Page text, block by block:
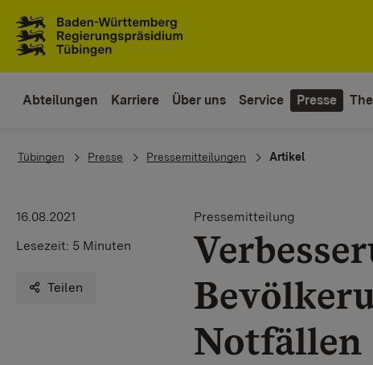
Abteilungen Karriere Über uns Service Presse
You are here:
Tübingen Presse Pressemitteilungen Artikel
16.08.2021
Lesezeit: 5 Minuten
Teilen
Pressemitteilung
Notfällen